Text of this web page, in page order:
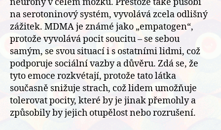
na serotoninový systém, vyvolává zcela odlišný
zážitek. MDMA je známé jako „empatogen“,
protože vyvolává pocit soucitu – se sebou
samým, se svou situací i s ostatními lidmi, což
podporuje sociální vazby a důvěru. Zdá se, že
tyto emoce rozkvétají, protože tato látka
současně snižuje strach, což lidem umožňuje
tolerovat pocity, které by je jinak přemohly a
způsobily by jejich otupělost nebo rozrušení.